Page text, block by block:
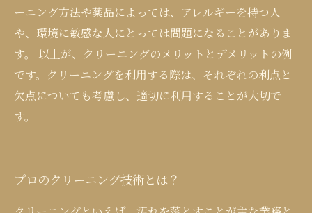
ーニング方法や薬品によっては、アレルギーを持つ人
や、環境に敏感な人にとっては問題になることがありま
す。 以上が、クリーニングのメリットとデメリットの例
です。クリーニングを利用する際は、それぞれの利点と
欠点についても考慮し、適切に利用することが大切で
す。
プロのクリーニング技術とは？